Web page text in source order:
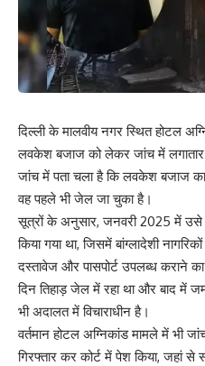
दिल्ली के मालवीय नगर स्थित होटल
लवकेश बजाज को लेकर जांच में
जांच में पता चला है कि लवकेश बजाज का
वह पहले भी जेल जा चुका है।
सूत्रों के अनुसार, जनवरी 2025 में उसे
किया गया था, जिसमें बांग्लादेशी
दस्तावेज और पासपोर्ट उपलब्ध कराने
दिन तिहाड़ जेल में रहा था और बाद में
भी अदालत में विचाराधीन है।
वर्तमान होटल अग्निकांड मामले में भी
गिरफ्तार कर कोर्ट में पेश किया, जहां